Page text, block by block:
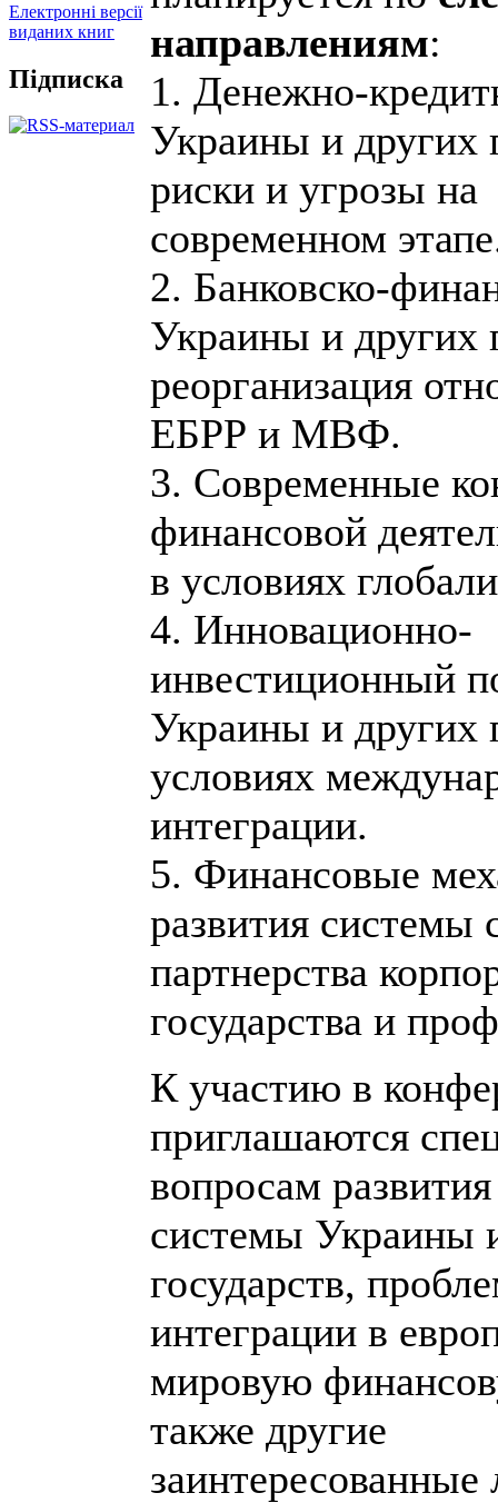
Електронні версії
виданих книг
Підписка
направлениям:
1. Денежно-
Украины и других
риски и угрозы на
современном
2. Банковско-
Украины и других
реорганизация
ЕБРР и МВФ.
3. Современные
финансовой
в условиях
4. Инновационно-
инвестиционный
Украины и других
условиях
интеграции.
5. Финансовые
развития системы
партнерства
государства и
К участию в
приглашаются
вопросам
системы Украины
государств,
интеграции в
мировую
также другие
заинтересованные